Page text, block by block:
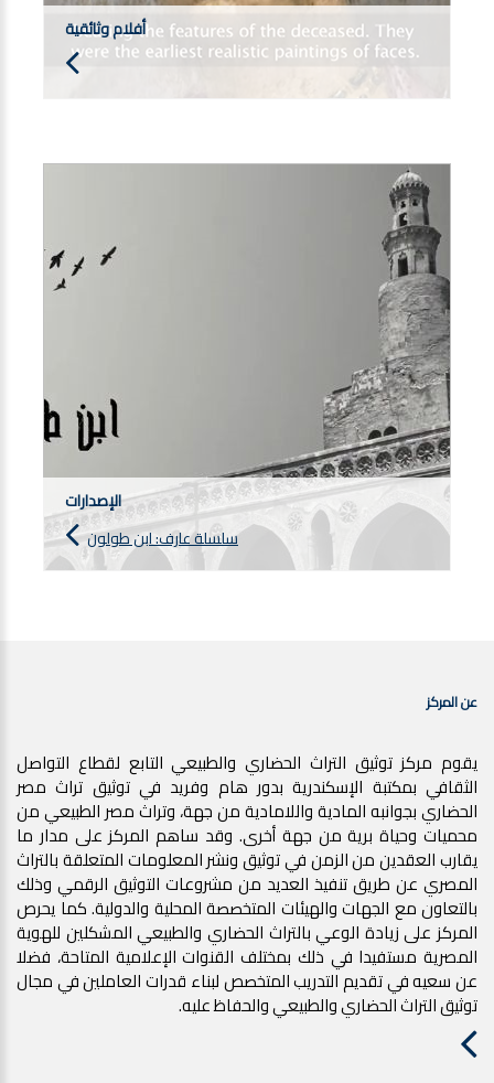
أفلام وثائقية
الإصدارات
سلسلة عارف: ابن طولون
عن المركز
يقوم مركز توثيق التراث الحضاري والطبيعي التابع لقطاع التواصل
الثقافي بمكتبة الإسكندرية بدور هام وفريد في توثيق تراث مصر
الحضاري بجوانبه المادية واللامادية من جهة، وتراث مصر الطبيعي من
محميات وحياة برية من جهة أخرى. وقد ساهم المركز على مدار ما
يقارب العقدين من الزمن في توثيق ونشر المعلومات المتعلقة بالتراث
المصري عن طريق تنفيذ العديد من مشروعات التوثيق الرقمي وذلك
بالتعاون مع الجهات والهيئات المتخصصة المحلية والدولية. كما يحرص
المركز على زيادة الوعي بالتراث الحضاري والطبيعي المشكلين للهوية
المصرية مستفيدا في ذلك بمختلف القنوات الإعلامية المتاحة، فضلا
عن سعيه في تقديم التدريب المتخصص لبناء قدرات العاملين في مجال
توثيق التراث الحضاري والطبيعي والحفاظ عليه.